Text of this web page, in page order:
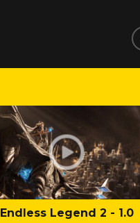
Endless Legend 2 - 1.0